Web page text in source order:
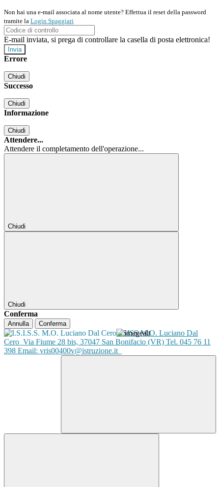
Non hai una e-mail associata al nome utente? Effettua il reset della password
tramite la Login Spaggiari
E-mail inviata, si prega di controllare la casella di posta elettronica!
Errore
Chiudi
Successo
Chiudi
Informazione
Chiudi
Attendere...
Attendere il completamento dell'operazione...
Chiudi
Chiudi
Conferma
Annulla Conferma
ISISS M.O. Luciano Dal
Cero Via Fiume 28 bis, 37047 San Bonifacio (VR) Tel. 045 76 11
398 Email: vris00400v@istruzione.it